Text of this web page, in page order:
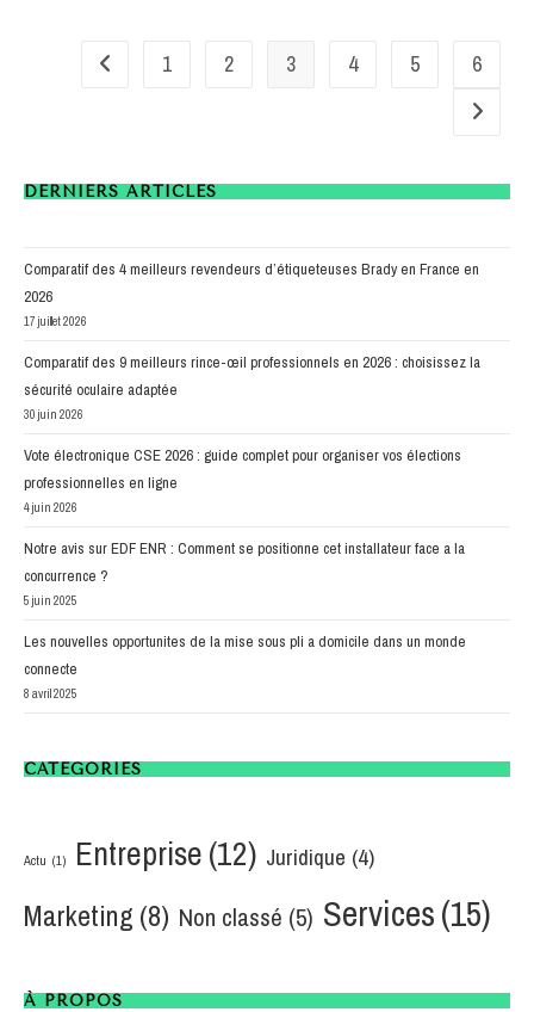
OBSERVER
Go to the previous page
1 2 3 4 5 6
Aller à
DERNIERS ARTICLES
Comparatif des 4 meilleurs revendeurs d’étiqueteuses Brady en France en
2026
17 juillet 2026
Comparatif des 9 meilleurs rince-œil professionnels en 2026 : choisissez la
sécurité oculaire adaptée
30 juin 2026
Vote électronique CSE 2026 : guide complet pour organiser vos élections
professionnelles en ligne
4 juin 2026
Notre avis sur EDF ENR : Comment se positionne cet installateur face a la
concurrence ?
5 juin 2025
Les nouvelles opportunites de la mise sous pli a domicile dans un monde
connecte
8 avril 2025
CATÉGORIES
Actu (1) Entreprise(12) Juridique (4)
Marketing (8) Non classé (5) Services(15)
À PROPOS